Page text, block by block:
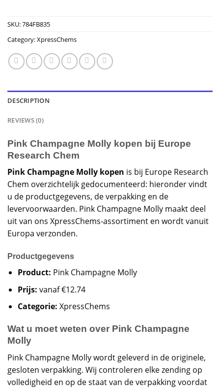
SKU:784FB835
Category:XpressChems
DESCRIPTION
REVIEWS (0)
Pink Champagne Molly kopen bij Europe
Research Chem
Pink Champagne Molly kopen is bij Europe Research
Chem overzichtelijk gedocumenteerd: hieronder vindt
u de productgegevens, de verpakking en de
levervoorwaarden. Pink Champagne Molly maakt deel
uit van ons XpressChems-assortiment en wordt vanuit
Europa verzonden.
Productgegevens
Product: Pink Champagne Molly
Prijs: vanaf €12.74
Categorie: XpressChems
Wat u moet weten over Pink Champagne
Molly
Pink Champagne Molly wordt geleverd in de originele,
gesloten verpakking. Wij controleren elke zending op
volledigheid en op de staat van de verpakking voordat